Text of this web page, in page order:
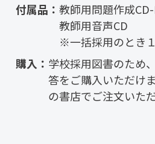
付属品：教師用問題作成
教師用音声CD
※一括採用のとき
購入： 学校採用図書のため
答をご購入いただけ
の書店でご注文いただ